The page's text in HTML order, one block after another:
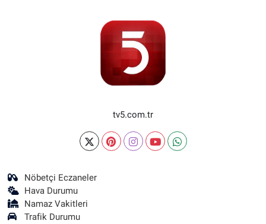
tv5.com.tr
Nöbetçi Eczaneler
Hava Durumu
Namaz Vakitleri
Trafik Durumu